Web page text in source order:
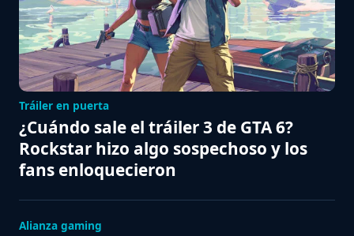
Tráiler en puerta
¿Cuándo sale el tráiler 3 de GTA 6?
Rockstar hizo algo sospechoso y los
fans enloquecieron
Alianza gaming